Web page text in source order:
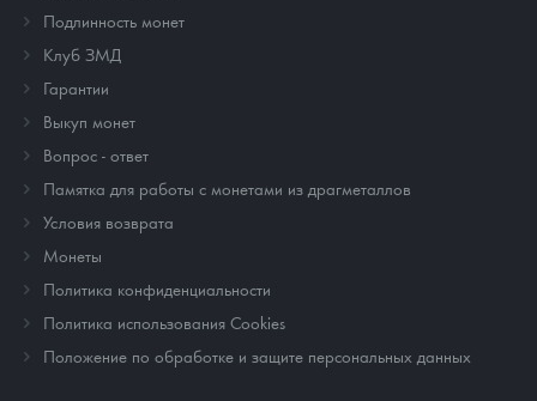
Подлинность монет
Клуб ЗМД
Гарантии
Выкуп монет
Вопрос - ответ
Памятка для работы с монетами из драгметаллов
Условия возврата
Монеты
Политика конфиденциальности
Политика использования Cookies
Положение по обработке и защите персональных данных